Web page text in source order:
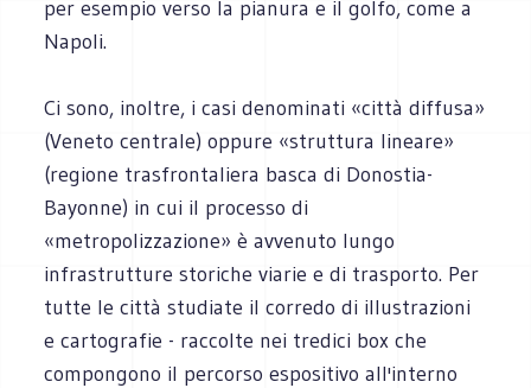
per esempio verso la pianura e il golfo, come a
Napoli.
Ci sono, inoltre, i casi denominati «città diffusa»
(Veneto centrale) oppure «struttura lineare»
(regione trasfrontaliera basca di Donostia-
Bayonne) in cui il processo di
«metropolizzazione» è avvenuto lungo
infrastrutture storiche viarie e di trasporto. Per
tutte le città studiate il corredo di illustrazioni
e cartografie - raccolte nei tredici box che
compongono il percorso espositivo all'interno